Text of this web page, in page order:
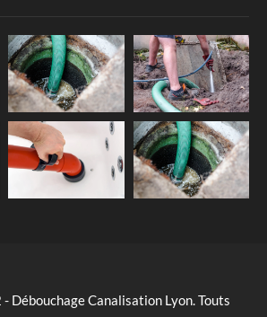
Débouchage Canalisation Lyon. Touts